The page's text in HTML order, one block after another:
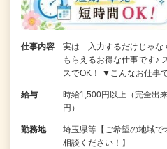
仕事内容
実は…入力するだけじゃな
もらえるお得な仕事です♪
スでOK！ ▼こんなお仕事
給与
時給1,500円以上（完全出
円）
勤務地
埼玉県等【ご希望の地域
相談ください！】